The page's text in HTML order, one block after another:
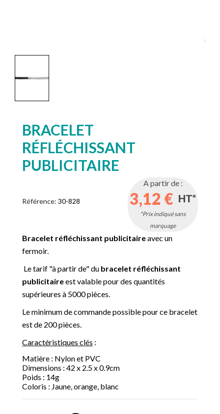
BRACELET
RÉFLÉCHISSANT
PUBLICITAIRE
Référence: 30-828
A partir de :
3,12 € HT*
*Prix indiqué sans
marquage
Bracelet réfléchissant publicitaireavec un
fermoir.
Le tarif "à partir de" du bracelet réfléchissant
publicitaireest valable pour des quantités
supérieures à 5000 pièces.
Le minimum de commande possible pour ce bracelet
est de 200 pièces.
Caractéristiques clés :
Matière : Nylon et PVC
Dimensions : 42 x 2.5 x 0.9cm
Poids : 14g
Coloris : Jaune, orange, blanc